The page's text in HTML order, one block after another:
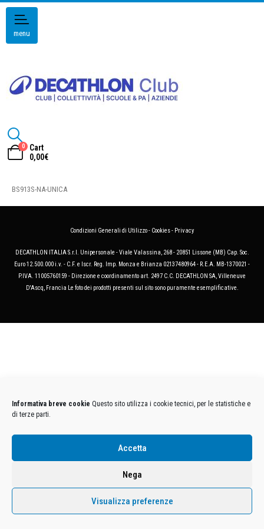
Informativa breve cookie Questo sito utilizza i cookie tecnici, per le statistiche e
di terze parti.
Accetta
Nega
Visualizza preferenze
menu
0
Cart
0,00€
BS913S-NA-UNICA
Condizioni Generali di Utilizzo- Cookies- Privacy
DECATHLON ITALIA S.r.l. Unipersonale - Viale Valassina, 268 - 20851 Lissone (MB) Cap. Soc.
Euro 12.500.000 i.v. - C.F. e Iscr. Reg. Imp. Monza e Brianza 02137480964 - R.E.A. MB-1370021 -
P.IVA. 11005760159 - Direzione e coordinamento art. 2497 C.C. DECATHLON SA, Villeneuve
D'Ascq, Francia Le foto dei prodotti presenti sul sito sono puramente esemplificative.